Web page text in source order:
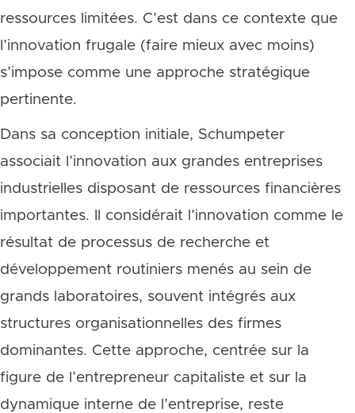
ressources limitées. C’est dans ce contexte que
l’innovation frugale (faire mieux avec moins)
s’impose comme une approche stratégique
pertinente.
Dans sa conception initiale, Schumpeter
associait l’innovation aux grandes entreprises
industrielles disposant de ressources financières
importantes. Il considérait l’innovation comme le
résultat de processus de recherche et
développement routiniers menés au sein de
grands laboratoires, souvent intégrés aux
structures organisationnelles des firmes
dominantes. Cette approche, centrée sur la
figure de l’entrepreneur capitaliste et sur la
dynamique interne de l’entreprise, reste